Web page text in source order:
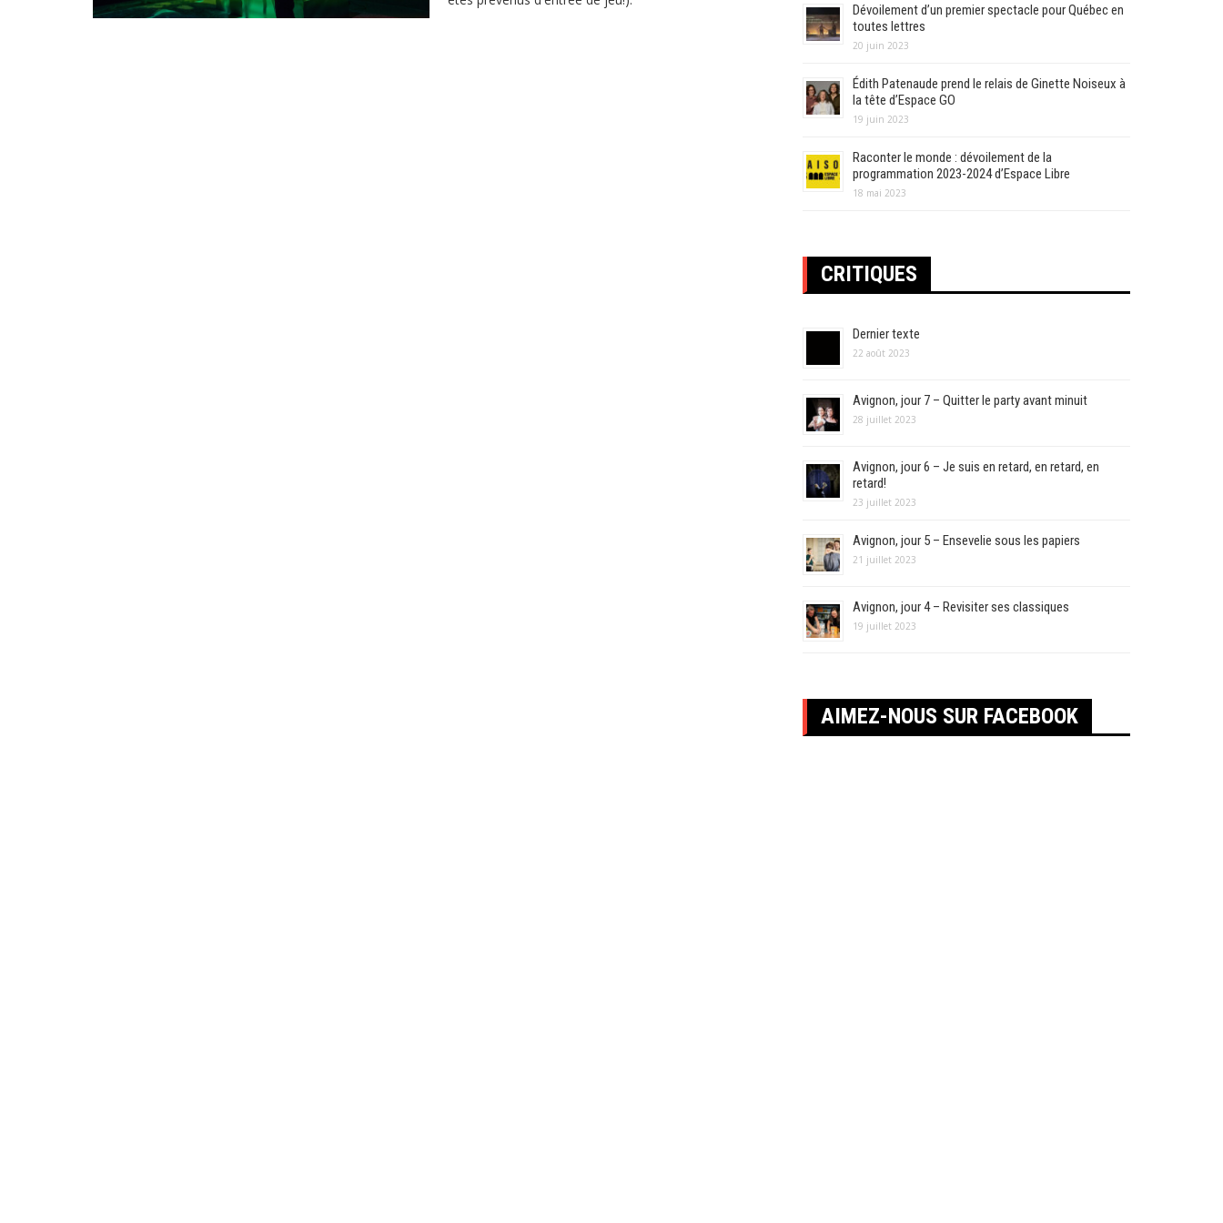
Dévoilement d’un premier spectacle pour Québec en
toutes lettres
20 juin 2023
Édith Patenaude prend le relais de Ginette Noiseux à
la tête d’Espace GO
19 juin 2023
Raconter le monde : dévoilement de la
programmation 2023-2024 d’Espace Libre
18 mai 2023
CRITIQUES
Dernier texte
22 août 2023
Avignon, jour 7 – Quitter le party avant minuit
28 juillet 2023
Avignon, jour 6 – Je suis en retard, en retard, en
retard!
23 juillet 2023
Avignon, jour 5 – Ensevelie sous les papiers
21 juillet 2023
Avignon, jour 4 – Revisiter ses classiques
19 juillet 2023
AIMEZ-NOUS SUR FACEBOOK